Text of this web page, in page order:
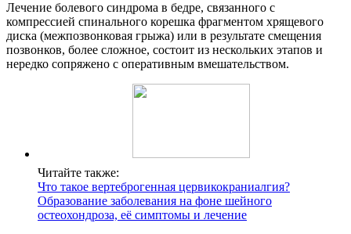
Лечение болевого синдрома в бедре, связанного с
компрессией спинального корешка фрагментом хрящевого
диска (межпозвонковая грыжа) или в результате смещения
позвонков, более сложное, состоит из нескольких этапов и
нередко сопряжено с оперативным вмешательством.
Читайте также:
Что такое вертеброгенная цервикокраниалгия?
Образование заболевания на фоне шейного
остеохондроза, её симптомы и лечение